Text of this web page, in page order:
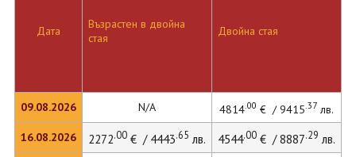
Дата
09.08.2026
16.08.2026
Възрастен в двойна
стая
Двойна стая
N/A 4814.00 € / 9415.37 лв.
2272.00€ / 4443.65 лв. 4544.00€ / 8887.29 лв.